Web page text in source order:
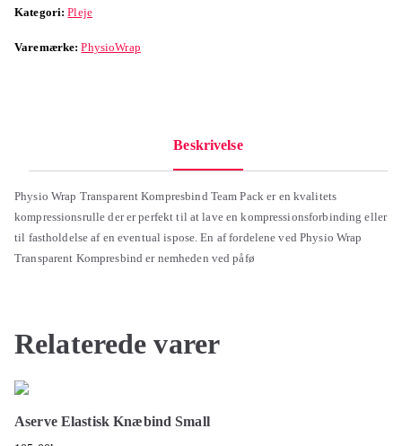
Kategori:Pleje
Varemærke:PhysioWrap
Beskrivelse
Physio Wrap Transparent Kompresbind Team Pack er en kvalitets
kompressionsrulle der er perfekt til at lave en kompressionsforbinding eller
til fastholdelse af en eventual ispose. En af fordelene ved Physio Wrap
Transparent Kompresbind er nemheden ved påfø
Relaterede varer
Aserve Elastisk Knæbind Small